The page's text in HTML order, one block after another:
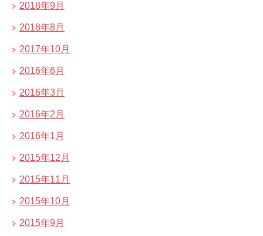
2018年9月
2018年8月
2017年10月
2016年6月
2016年3月
2016年2月
2016年1月
2015年12月
2015年11月
2015年10月
2015年9月